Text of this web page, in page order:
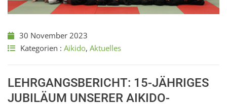
30 November 2023
Kategorien : Aikido, Aktuelles
LEHRGANGSBERICHT: 15-JÄHRIGES
JUBILÄUM UNSERER AIKIDO-